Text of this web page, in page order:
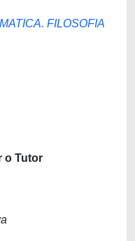
FILOSOFIA
o Tutor